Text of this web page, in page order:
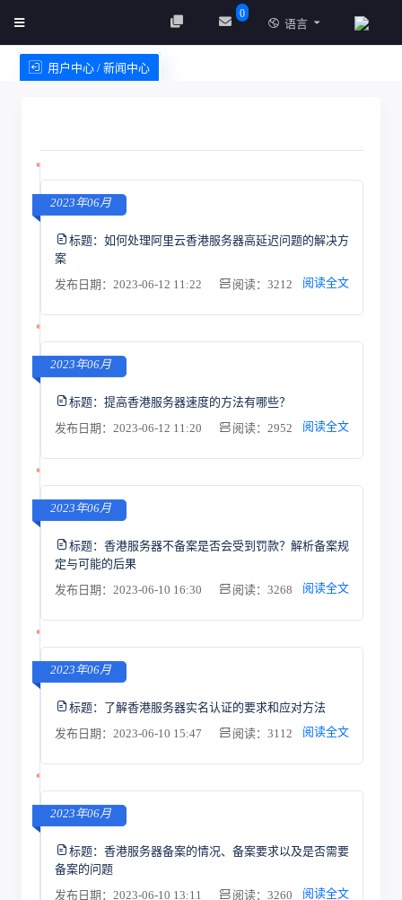
0
语言
用户中心 / 新闻中心
2023年06月
标题： 如何处理阿里云香港服务器高延迟问题的解决方
案
发布日期：2023-06-12 11:22
阅读：3212 阅读全文
2023年06月
标题： 提高香港服务器速度的方法有哪些？
发布日期：2023-06-12 11:20
阅读：2952 阅读全文
2023年06月
标题： 香港服务器不备案是否会受到罚款？解析备案规
定与可能的后果
发布日期：2023-06-10 16:30
阅读：3268 阅读全文
2023年06月
标题： 了解香港服务器实名认证的要求和应对方法
发布日期：2023-06-10 15:47
阅读：3112 阅读全文
2023年06月
标题： 香港服务器备案的情况、备案要求以及是否需要
备案的问题
发布日期：2023-06-10 13:11
阅读：3260 阅读全文